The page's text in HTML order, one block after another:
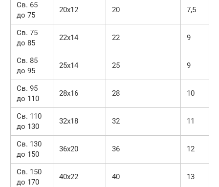
Св. 65
до 75
20х12 20 7,5
Св. 75
до 85
22х14 22 9
Св. 85
до 95
25х14 25 9
Св. 95
до 110
28х16 28 10
Св. 110
до 130
32х18 32 11
Св. 130
до 150
36х20 36 12
Св. 150
до 170
40х22 40 13